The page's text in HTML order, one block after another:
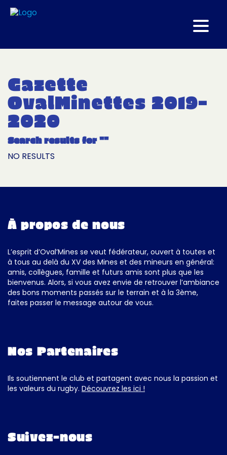
Gazette
OvalMinettes 2019-
2020
Search results for ""
NO RESULTS
À propos de nous
L’esprit d’Oval’Mines se veut fédérateur, ouvert à toutes et
à tous au delà du XV des Mines et des mineurs en général:
amis, collègues, famille et futurs amis sont plus que les
bienvenus. Alors, si vous avez envie de retrouver l’ambiance
des bons moments passés sur le terrain et à la 3ème,
faites passer le message autour de vous.
Nos Partenaires
Ils soutiennent le club et partagent avec nous la passion et
les valeurs du rugby. Découvrez les ici !
Suivez-nous